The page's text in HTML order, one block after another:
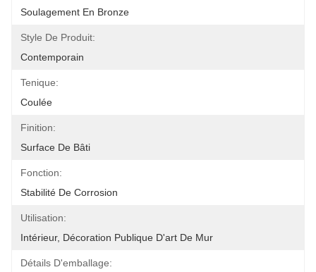
Soulagement En Bronze
Style De Produit:
Contemporain
Tenique:
Coulée
Finition:
Surface De Bâti
Fonction:
Stabilité De Corrosion
Utilisation:
Intérieur, Décoration Publique D'art De Mur
Détails D'emballage: